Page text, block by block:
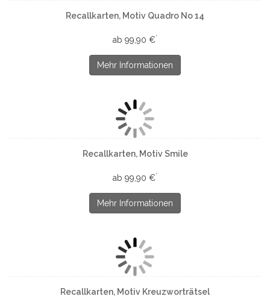
Recallkarten, Motiv Quadro No 14
ab 99,90 €*
Mehr Informationen
Recallkarten, Motiv Smile
ab 99,90 €*
Mehr Informationen
Recallkarten, Motiv Kreuzworträtsel